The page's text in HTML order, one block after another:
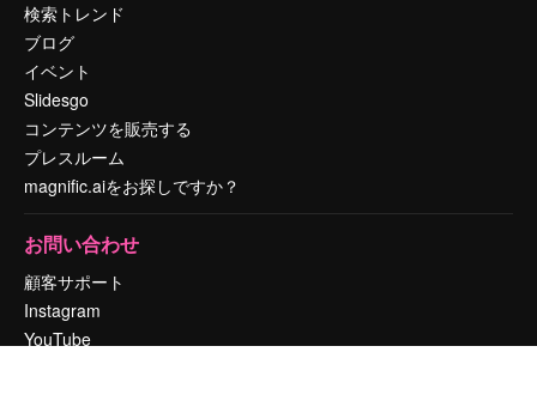
検索トレンド
ブログ
イベント
Slidesgo
コンテンツを販売する
プレスルーム
magnific.aiをお探しですか？
お問い合わせ
顧客サポート
Instagram
YouTube